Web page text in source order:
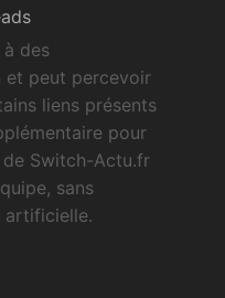
des
et peut percevoir
liens présents
pour
de Switch-Actu.fr
sans
artificielle.